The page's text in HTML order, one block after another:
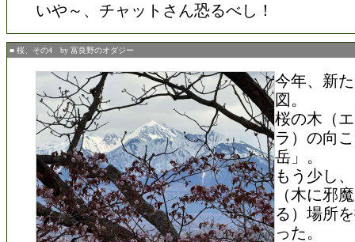
いや～、チャットさん恐るべし！
■ 桜、その4 by 富良野のオダジー
今年、新
図。
桜の木（
ラ）の向
岳」。
もう少し
（木に邪
る）場所
った。